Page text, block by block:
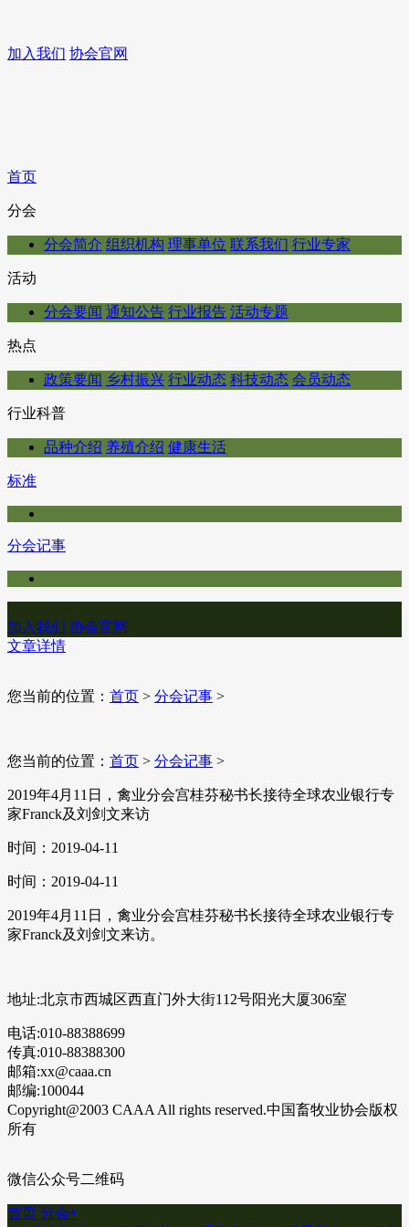
加入我们 协会官网
首页
分会
分会简介 组织机构 理事单位 联系我们 行业专家
活动
分会要闻 通知公告 行业报告 活动专题
热点
政策要闻 乡村振兴 行业动态 科技动态 会员动态
行业科普
品种介绍 养殖介绍 健康生活
标准
分会记事
加入我们 协会官网
文章详情
您当前的位置： 首页 > 分会记事 >
您当前的位置： 首页 > 分会记事 >
2019年4月11日，禽业分会宫桂芬秘书长接待全球农业银行专
家Franck及刘剑文来访
时间：2019-04-11
时间：2019-04-11
2019年4月11日，禽业分会宫桂芬秘书长接待全球农业银行专
家Franck及刘剑文来访。
地址:北京市西城区西直门外大街112号阳光大厦306室
电话:010-88388699
传真:010-88388300
邮箱:xx@caaa.cn
邮编:100044
Copyright@2003 CAAA All rights reserved.中国畜牧业协会版权
所有
微信公众号二维码
首页 分会+